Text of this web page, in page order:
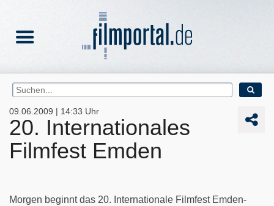
09.06.2009 | 14:33 Uhr
20. Internationales
Filmfest Emden
Morgen beginnt das 20. Internationale Filmfest Emden-